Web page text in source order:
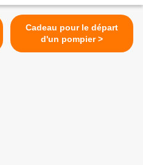
Cadeau pour le départ
d'un pompier >